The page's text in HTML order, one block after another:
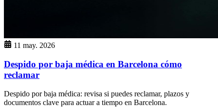
11 may. 2026
Despido por baja médica en Barcelona cómo
reclamar
Despido por baja médica: revisa si puedes reclamar, plazos y
documentos clave para actuar a tiempo en Barcelona.